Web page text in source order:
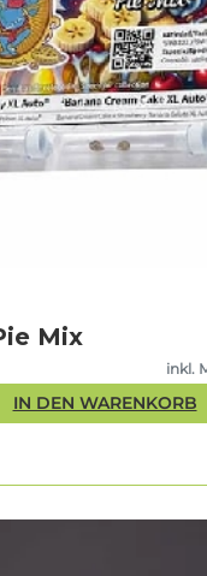
Mix
inkl.
IN DEN WARENKORB